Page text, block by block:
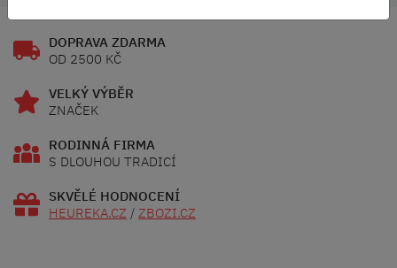
DOPRAVA ZDARMA
OD 2500 KČ
VELKÝ VÝBĚR
ZNAČEK
RODINNÁ FIRMA
S DLOUHOU TRADICÍ
SKVĚLÉ HODNOCENÍ
HEUREKA.CZ / ZBOZI.CZ